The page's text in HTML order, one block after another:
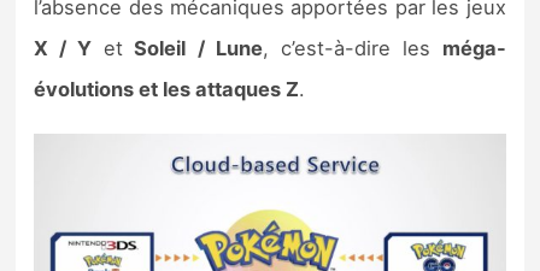
l’absence des mécaniques apportées par les jeux
X / Y et Soleil / Lune, c’est-à-dire les méga-
évolutions et les attaques Z.